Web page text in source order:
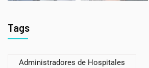
Tags
Administradores de Hospitales